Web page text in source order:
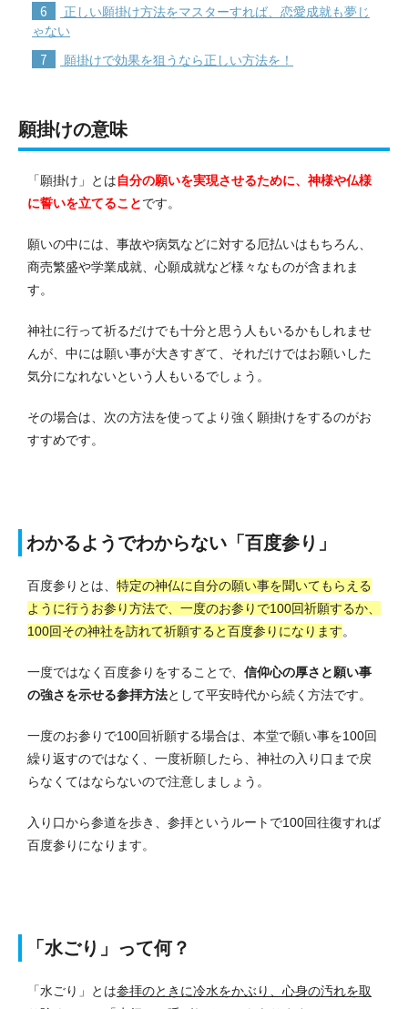
6
正しい願掛け方法をマスターすれば、恋愛成就も夢じ
ゃない
7 願掛けで効果を狙うなら正しい方法を！
願掛けの意味
「願掛け」とは自分の願いを実現させるために、神様や仏様
に誓いを立てることです。
願いの中には、事故や病気などに対する厄払いはもちろん、
商売繁盛や学業成就、心願成就など様々なものが含まれま
す。
神社に行って祈るだけでも十分と思う人もいるかもしれませ
んが、中には願い事が大きすぎて、それだけではお願いした
気分になれないという人もいるでしょう。
その場合は、次の方法を使ってより強く願掛けをするのがお
すすめです。
わかるようでわからない「百度参り」
百度参りとは、 特定の神仏に自分の願い事を聞いてもらえる
ように行うお参り方法で、一度のお参りで100回祈願するか、
100回その神社を訪れて祈願すると百度参りになります。
一度ではなく百度参りをすることで、 信仰心の厚さと願い事
の強さを示せる参拝方法として平安時代から続く方法です。
一度のお参りで100回祈願する場合は、本堂で願い事を100回
繰り返すのではなく、一度祈願したら、神社の入り口まで戻
らなくてはならないので注意しましょう。
入り口から参道を歩き、参拝というルートで100回往復すれば
百度参りになります。
「水ごり」って何？
「水ごり」とは参拝のときに冷水をかぶり、心身の汚れを取